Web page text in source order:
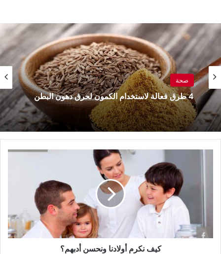
صحة
4 طرق فعالة لاستخدام الكمون لحرق دهون البطن
كيف نكرم أولادنا ونحسن أدبهم؟